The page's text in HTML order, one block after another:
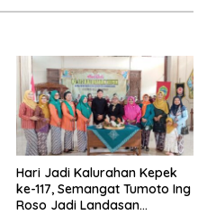
Hari Jadi Kalurahan Kepek
ke-117, Semangat Tumoto Ing
Roso Jadi Landasan